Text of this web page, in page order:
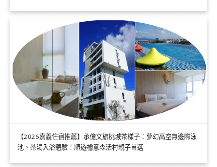
【2026嘉義住宿推薦】承億文旅桃城茶樣子：夢幻高空無邊際泳
池、茶湯入浴體驗！順遊檜意森活村親子首選